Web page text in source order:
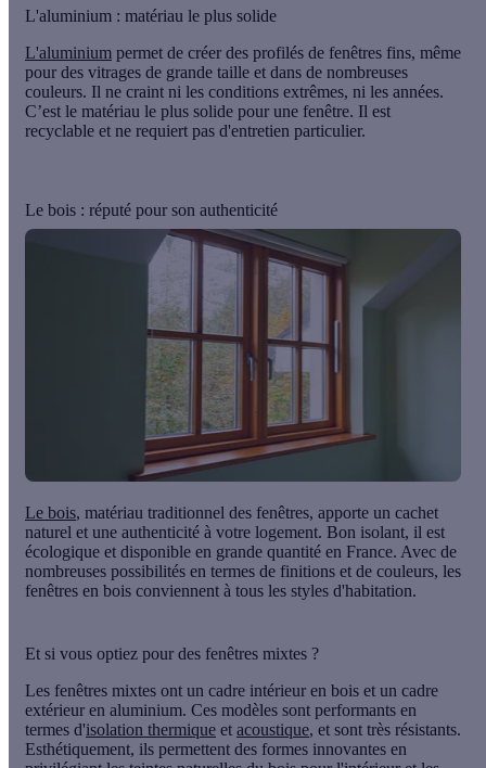
L'aluminium : matériau le plus solide
L'aluminium permet de créer des profilés de fenêtres fins, même
pour des vitrages de grande taille et dans de nombreuses
couleurs. Il ne craint ni les conditions extrêmes, ni les années.
C’est le matériau le plus solide pour une fenêtre. Il est
recyclable et ne requiert pas d'entretien particulier.
Le bois : réputé pour son authenticité
Le bois, matériau traditionnel des fenêtres, apporte un cachet
naturel et une authenticité à votre logement. Bon isolant, il est
écologique et disponible en grande quantité en France. Avec de
nombreuses possibilités en termes de finitions et de couleurs, les
fenêtres en bois conviennent à tous les styles d'habitation.
Et si vous optiez pour des fenêtres mixtes ?
Les fenêtres mixtes ont un cadre intérieur en bois et un cadre
extérieur en aluminium. Ces modèles sont performants en
termes d'isolation thermique et acoustique, et sont très résistants.
Esthétiquement, ils permettent des formes innovantes en